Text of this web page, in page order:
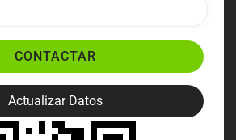
CONTACTAR
Actualizar Datos